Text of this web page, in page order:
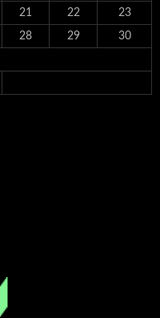
21 22 23
28 29 30